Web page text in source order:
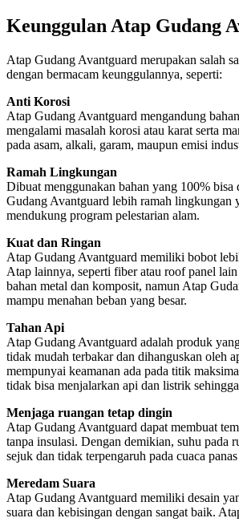
Keunggulan Atap Gudang
Atap Gudang Avantguard merupakan salah
dengan bermacam keunggulannya, seperti:
Anti Korosi
Atap Gudang Avantguard mengandung
mengalami masalah korosi atau karat serta
pada asam, alkali, garam, maupun emisi
Ramah Lingkungan
Dibuat menggunakan bahan yang 100% bisa
Gudang Avantguard lebih ramah lingkungan
mendukung program pelestarian alam.
Kuat dan Ringan
Atap Gudang Avantguard memiliki bobot
Atap lainnya, seperti fiber atau roof panel
bahan metal dan komposit, namun Atap
mampu menahan beban yang besar.
Tahan Api
Atap Gudang Avantguard adalah produk
tidak mudah terbakar dan dihanguskan oleh
mempunyai keamanan ada pada titik
tidak bisa menjalarkan api dan listrik
Menjaga ruangan tetap dingin
Atap Gudang Avantguard dapat membuat
tanpa insulasi. Dengan demikian, suhu pada
sejuk dan tidak terpengaruh pada cuaca
Meredam Suara
Atap Gudang Avantguard memiliki desain
suara dan kebisingan dengan sangat baik.